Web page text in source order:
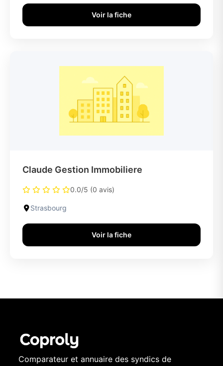
Voir la fiche
Claude Gestion Immobiliere
0.0/5 (0 avis)
Strasbourg
Voir la fiche
Comparateur et annuaire des syndics de